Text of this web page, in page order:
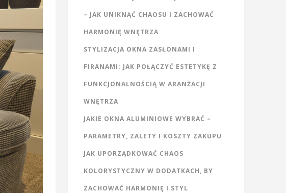
– JAK UNIKNĄĆ CHAOSU I ZACHOWAĆ
HARMONIĘ WNĘTRZA
STYLIZACJA OKNA ZASŁONAMI I
FIRANAMI: JAK POŁĄCZYĆ ESTETYKĘ Z
FUNKCJONALNOŚCIĄ W ARANŻACJI
WNĘTRZA
JAKIE OKNA ALUMINIOWE WYBRAĆ –
PARAMETRY, ZALETY I KOSZTY ZAKUPU
JAK UPORZĄDKOWAĆ CHAOS
KOLORYSTYCZNY W DODATKACH, BY
ZACHOWAĆ HARMONIĘ I STYL